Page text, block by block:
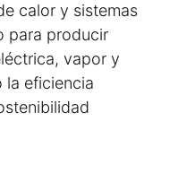
calor y sistemas
para producir
vapor y
la eficiencia